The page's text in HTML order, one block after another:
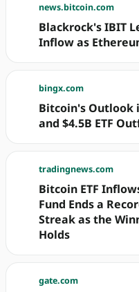
news.bitcoin.com
Blackrock's IBIT
Inflow as
bingx.com
Bitcoin's Outlook
and $4.5B ETF
tradingnews.com
Bitcoin ETF
Fund Ends a
Streak as the
Holds
gate.com